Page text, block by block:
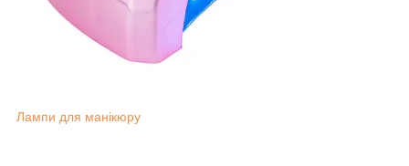
Лампи для манікюру